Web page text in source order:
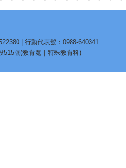
| 行動代表號：0988-640341
515號(教育處｜特殊教育科)